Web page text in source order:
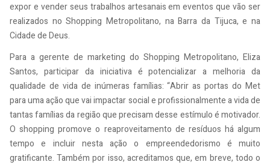
expor e vender seus trabalhos artesanais em eventos que vão ser
realizados no Shopping Metropolitano, na Barra da Tijuca, e na
Cidade de Deus.
Para a gerente de marketing do Shopping Metropolitano, Eliza
Santos, participar da iniciativa é potencializar a melhoria da
qualidade de vida de inúmeras famílias: “Abrir as portas do Met
para uma ação que vai impactar social e profissionalmente a vida de
tantas famílias da região que precisam desse estímulo é motivador.
O shopping promove o reaproveitamento de resíduos há algum
tempo e incluir nesta ação o empreendedorismo é muito
gratificante. Também por isso, acreditamos que, em breve, todo o